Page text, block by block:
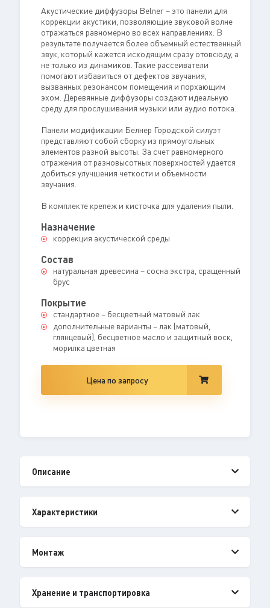
Акустические диффузоры Belner – это панели для
коррекции акустики, позволяющие звуковой волне
отражаться равномерно во всех направлениях. В
результате получается более объемный естественный
звук, который кажется исходящим сразу отовсюду, а
не только из динамиков. Такие рассеиватели
помогают избавиться от дефектов звучания,
вызванных резонансом помещения и порхающим
эхом. Деревянные диффузоры создают идеальную
среду для прослушивания музыки или аудио потока.
Панели модификации Белнер Городской силуэт
представляют собой сборку из прямоугольных
элементов разной высоты. За счет равномерного
отражения от разновысотных поверхностей удается
добиться улучшения четкости и объемности
звучания.
В комплекте крепеж и кисточка для удаления пыли.
Назначение
коррекция акустической среды
Состав
натуральная древесина – сосна экстра, сращенный
брус
Покрытие
стандартное – бесцветный матовый лак
дополнительные варианты – лак (матовый,
глянцевый), бесцветное масло и защитный воск,
морилка цветная
Цена по запросу
Описание
Характеристики
Монтаж
Хранение и транспортировка